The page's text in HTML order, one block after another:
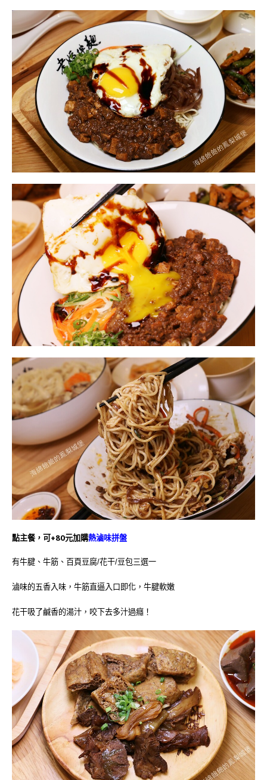
點主餐，可+80元加購熱滷味拼盤
有牛腱、牛筋、百頁豆腐/花干/豆包三選一
滷味的五香入味，牛筋直逼入口即化，牛腱軟嫩
花干吸了鹹香的湯汁，咬下去多汁過癮！